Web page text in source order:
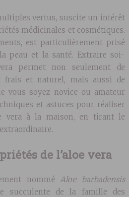
vertus, suscite un intérêt
médicinales et cosmétiques.
est particulièrement prisé
peau et la santé. Extraire soi-
permet non seulement de
frais et naturel, mais aussi de
vous soyez novice ou amateur
et astuces pour réaliser
vera à la maison, en tirant le
de l’aloe vera
nommé Aloe barbadensis
succulente de la famille des